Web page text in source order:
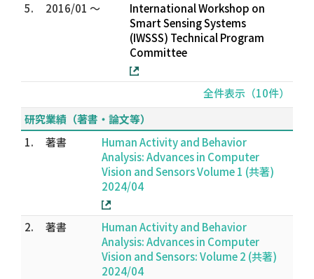
5. 2016/01 ～
International Workshop on
Smart Sensing Systems
(IWSSS) Technical Program
Committee
全件表示（10件）
研究業績（著書・論文等）
1.
著書
Human Activity and Behavior
Analysis: Advances in Computer
Vision and Sensors Volume 1 (共著)
2024/04
2. 著書
Human Activity and Behavior
Analysis: Advances in Computer
Vision and Sensors: Volume 2 (共著)
2024/04